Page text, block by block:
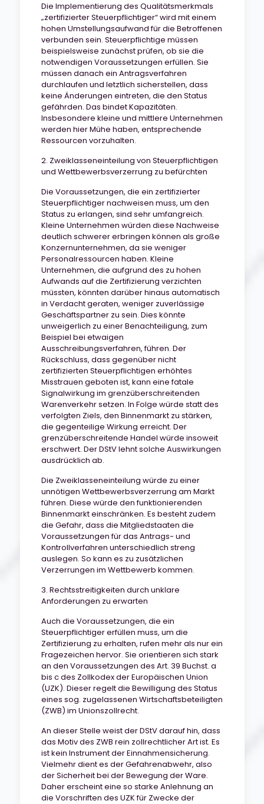
Die Implementierung des Qualitätsmerkmals
„zertifizierter Steuerpflichtiger“ wird mit einem
hohen Umstellungsaufwand für die Betroffenen
verbunden sein. Steuerpflichtige müssen
beispielsweise zunächst prüfen, ob sie die
notwendigen Voraussetzungen erfüllen. Sie
müssen danach ein Antragsverfahren
durchlaufen und letztlich sicherstellen, dass
keine Änderungen eintreten, die den Status
gefährden. Das bindet Kapazitäten.
Insbesondere kleine und mittlere Unternehmen
werden hier Mühe haben, entsprechende
Ressourcen vorzuhalten.
2. Zweiklasseneinteilung von Steuerpflichtigen
und Wettbewerbsverzerrung zu befürchten
Die Voraussetzungen, die ein zertifizierter
Steuerpflichtiger nachweisen muss, um den
Status zu erlangen, sind sehr umfangreich.
Kleine Unternehmen würden diese Nachweise
deutlich schwerer erbringen können als große
Konzernunternehmen, da sie weniger
Personalressourcen haben. Kleine
Unternehmen, die aufgrund des zu hohen
Aufwands auf die Zertifizierung verzichten
müssten, könnten darüber hinaus automatisch
in Verdacht geraten, weniger zuverlässige
Geschäftspartner zu sein. Dies könnte
unweigerlich zu einer Benachteiligung, zum
Beispiel bei etwaigen
Ausschreibungsverfahren, führen. Der
Rückschluss, dass gegenüber nicht
zertifizierten Steuerpflichtigen erhöhtes
Misstrauen geboten ist, kann eine fatale
Signalwirkung im grenzüberschreitenden
Warenverkehr setzen. In Folge würde statt des
verfolgten Ziels, den Binnenmarkt zu stärken,
die gegenteilige Wirkung erreicht. Der
grenzüberschreitende Handel würde insoweit
erschwert. Der DStV lehnt solche Auswirkungen
ausdrücklich ab.
Die Zweiklasseneinteilung würde zu einer
unnötigen Wettbewerbsverzerrung am Markt
führen. Diese würde den funktionierenden
Binnenmarkt einschränken. Es besteht zudem
die Gefahr, dass die Mitgliedstaaten die
Voraussetzungen für das Antrags- und
Kontrollverfahren unterschiedlich streng
auslegen. So kann es zu zusätzlichen
Verzerrungen im Wettbewerb kommen.
3. Rechtsstreitigkeiten durch unklare
Anforderungen zu erwarten
Auch die Voraussetzungen, die ein
Steuerpflichtiger erfüllen muss, um die
Zertifizierung zu erhalten, rufen mehr als nur ein
Fragezeichen hervor. Sie orientieren sich stark
an den Voraussetzungen des Art. 39 Buchst. a
bis c des Zollkodex der Europäischen Union
(UZK). Dieser regelt die Bewilligung des Status
eines sog. zugelassenen Wirtschaftsbeteiligten
(ZWB) im Unionszollrecht.
An dieser Stelle weist der DStV darauf hin, dass
das Motiv des ZWB rein zollrechtlicher Art ist. Es
ist kein Instrument der Einnahmensicherung.
Vielmehr dient es der Gefahrenabwehr, also
der Sicherheit bei der Bewegung der Ware.
Daher erscheint eine so starke Anlehnung an
die Vorschriften des UZK für Zwecke der